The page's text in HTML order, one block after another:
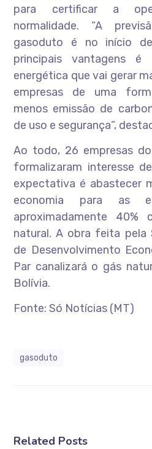
para certificar a
normalidade. “A
gasoduto é no início
principais vantagens
energética que vai gerar
empresas de uma
menos emissão de
de uso e segurança”,
Ao todo, 26 empresas
formalizaram interesse
expectativa é abastecer
economia para as
aproximadamente
natural. A obra feita pela
de Desenvolvimento
Par canalizará o gás
Bolívia.
Fonte: Só Notícias (MT)
gasoduto
Related Posts